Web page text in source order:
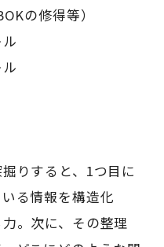
の修得等）
りすると、1つ目に
る情報を構造化
。次に、その整理